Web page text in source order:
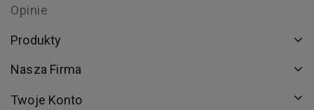
Opinie
Produkty
Nasza Firma
Twoje Konto